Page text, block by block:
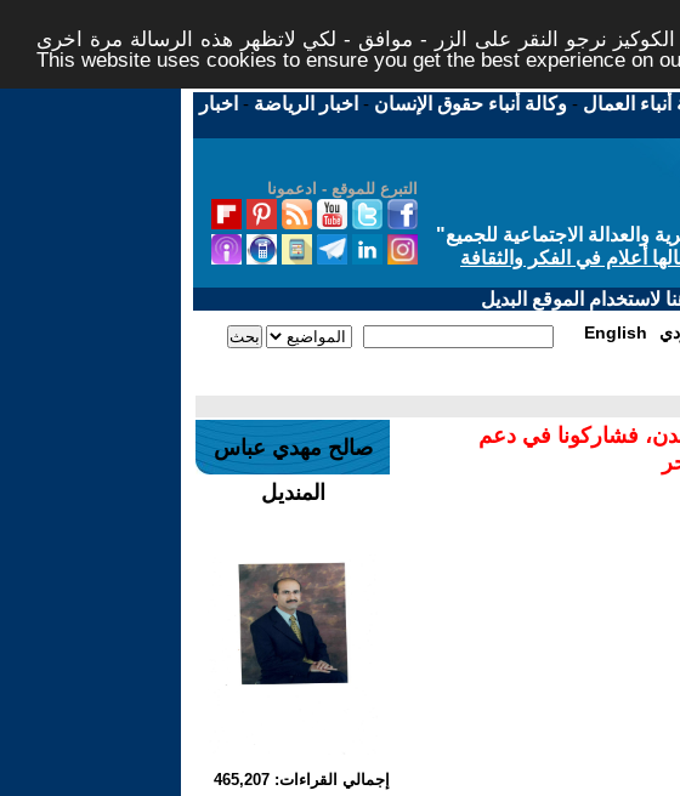
نرجو النقر على الزر - موافق - لكي لاتظهر هذه الرسالة مرة اخرى -
This website uses cookies to ensure you get the best experience on
أنباء العمال -وكالة أنباء حقوق الإنسان - اخبار الرياضة - اخبار
التبرع للموقع - ادعمونا
الاجتماعية للجميع"
أعلام في الفكر والثقافة
لاستخدام الموقع البديل
English
فشاركونا في دعم
صالح مهدي عباس
المنديل
إجمالي القراءات: 465,207